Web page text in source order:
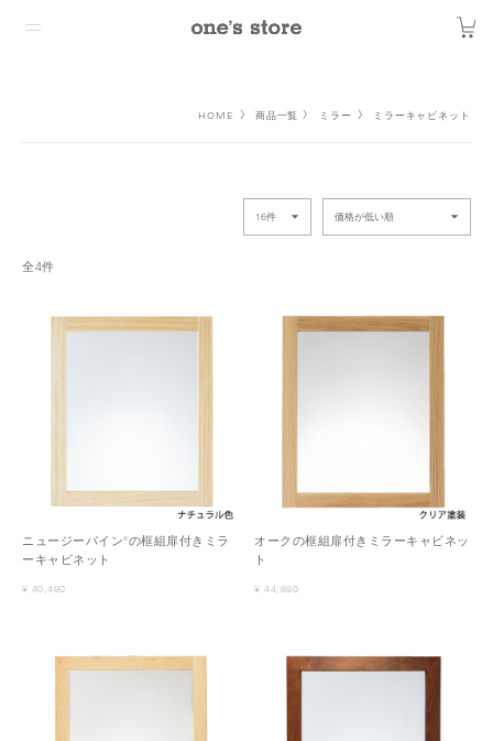
HOME 商品一覧 ミラー ミラーキャビネット
全4件
ニュージーパイン®の框組扉付きミラ
ーキャビネット
¥ 40,480
オークの框組扉付きミラーキャビネッ
ト
¥ 44,880